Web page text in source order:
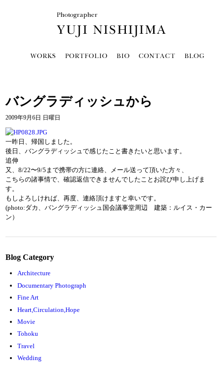
バングラディッシュから
2009年9月6日 日曜日
一昨日、帰国しました。
後日、バングラディッシュで感じたこと書きたいと思います。
追伸
又、8/22〜9/5まで携帯の方に連絡、メール送って頂いた方々、
こちらの諸事情で、確認返信できませんでしたことお詫び申し上げま
す。
もしよろしければ、再度、連絡頂けますと幸いです。
(photo:ダカ、バングラディッシュ国会議事堂周辺 建築：ルイス・カー
ン）
Blog Category
Architecture
Documentary Photograph
Fine Art
Heart,Circulation,Hope
Movie
Tohoku
Travel
Wedding